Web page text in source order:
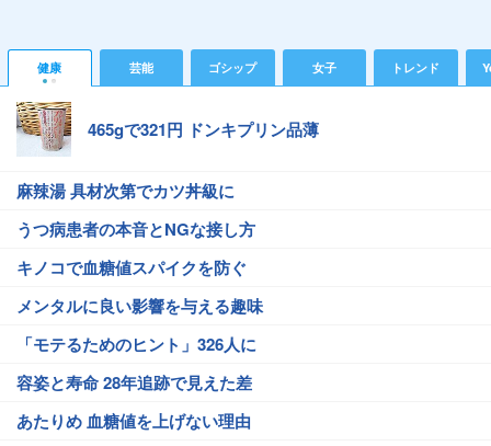
健康 芸能 ゴシップ 女子 トレンド
465gで321円 ドンキプリン品薄
麻辣湯 具材次第でカツ丼級に
うつ病患者の本音とNGな接し方
キノコで血糖値スパイクを防ぐ
メンタルに良い影響を与える趣味
「モテるためのヒント」326人に
容姿と寿命 28年追跡で見えた差
あたりめ 血糖値を上げない理由